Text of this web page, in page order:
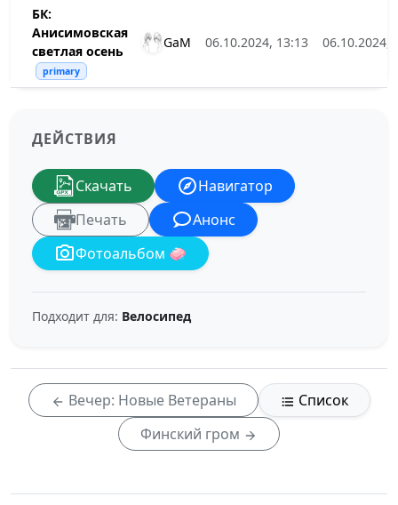
БК:
Анисимовская
светлая осень
primary
GaM 06.10.2024, 13:13 06.10.2024,
ДЕЙСТВИЯ
Скачать
Навигатор
Печать
Анонс
Фотоальбом 🧼
Подходит для: Велосипед
Вечер: Новые Ветераны
Список
Финский гром